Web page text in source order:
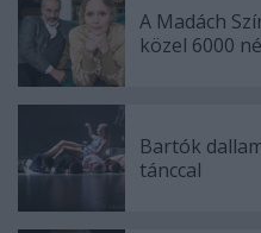
A Madách
közel 6000
Bartók
tánccal